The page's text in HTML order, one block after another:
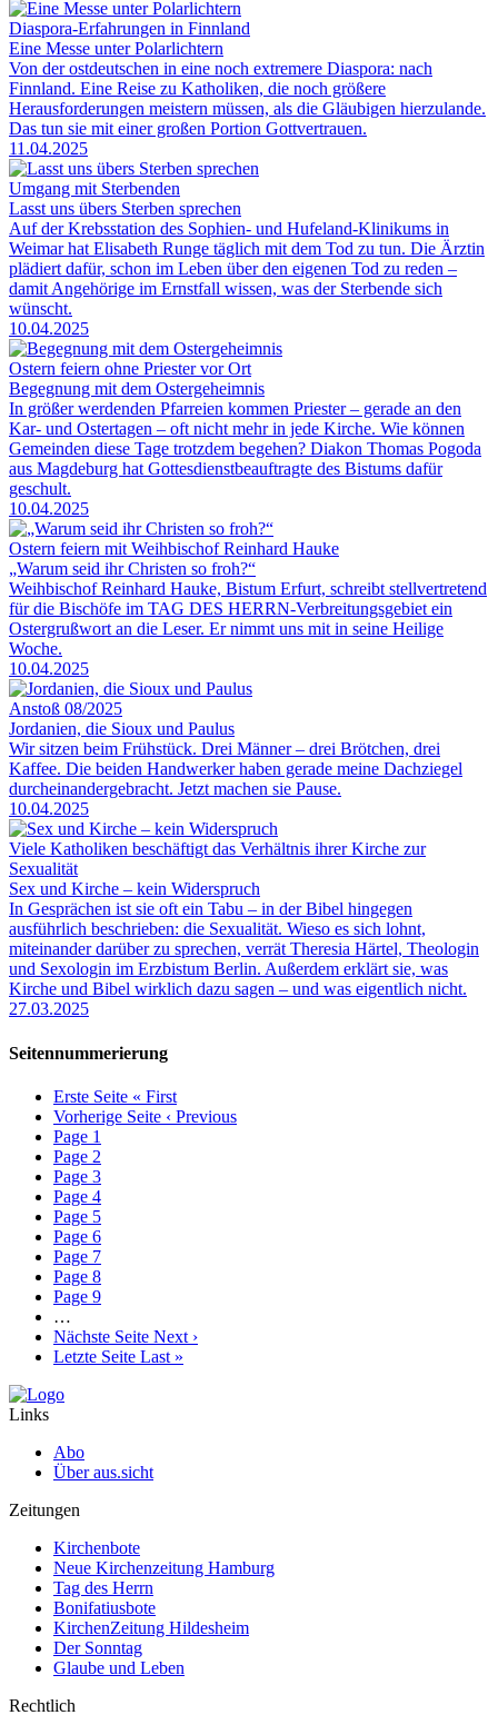
Diaspora-Erfahrungen in Finnland
Eine Messe unter Polarlichtern
Von der ostdeutschen in eine noch extremere Diaspora: nach
Finnland. Eine Reise zu Katholiken, die noch größere
Herausforderungen meistern müssen, als die Gläubigen hierzulande.
Das tun sie mit einer großen Portion Gottvertrauen.
11.04.2025
Umgang mit Sterbenden
Lasst uns übers Sterben sprechen
Auf der Krebsstation des Sophien- und Hufeland-Klinikums in
Weimar hat Elisabeth Runge täglich mit dem Tod zu tun. Die Ärztin
plädiert dafür, schon im Leben über den eigenen Tod zu reden –
damit Angehörige im Ernstfall wissen, was der Sterbende sich
wünscht.
10.04.2025
Ostern feiern ohne Priester vor Ort
Begegnung mit dem Ostergeheimnis
In größer werdenden Pfarreien kommen Priester – gerade an den
Kar- und Ostertagen – oft nicht mehr in jede Kirche. Wie können
Gemeinden diese Tage trotzdem begehen? Diakon Thomas Pogoda
aus Magdeburg hat Gottesdienstbeauftragte des Bistums dafür
geschult.
10.04.2025
Ostern feiern mit Weihbischof Reinhard Hauke
„Warum seid ihr Christen so froh?“
Weihbischof Reinhard Hauke, Bistum Erfurt, schreibt stellvertretend
für die Bischöfe im TAG DES HERRN-Verbreitungsgebiet ein
Ostergrußwort an die Leser. Er nimmt uns mit in seine Heilige
Woche.
10.04.2025
Anstoß 08/2025
Jordanien, die Sioux und Paulus
Wir sitzen beim Frühstück. Drei Männer – drei Brötchen, drei
Kaffee. Die beiden Handwerker haben gerade meine Dachziegel
durcheinandergebracht. Jetzt machen sie Pause.
10.04.2025
Viele Katholiken beschäftigt das Verhältnis ihrer Kirche zur
Sexualität
Sex und Kirche – kein Widerspruch
In Gesprächen ist sie oft ein Tabu – in der Bibel hingegen
ausführlich beschrieben: die Sexualität. Wieso es sich lohnt,
miteinander darüber zu sprechen, verrät Theresia Härtel, Theologin
und Sexologin im Erzbistum Berlin. Außerdem erklärt sie, was
Kirche und Bibel wirklich dazu sagen – und was eigentlich nicht.
27.03.2025
Seitennummerierung
Erste Seite « First
Vorherige Seite ‹ Previous
Page 1
Page 2
Page 3
Page 4
Page 5
Page 6
Page 7
Page 8
Page 9
…
Nächste Seite Next ›
Letzte Seite Last »
Links
Abo
Über aus.sicht
Zeitungen
Kirchenbote
Neue Kirchenzeitung Hamburg
Tag des Herrn
Bonifatiusbote
KirchenZeitung Hildesheim
Der Sonntag
Glaube und Leben
Rechtlich